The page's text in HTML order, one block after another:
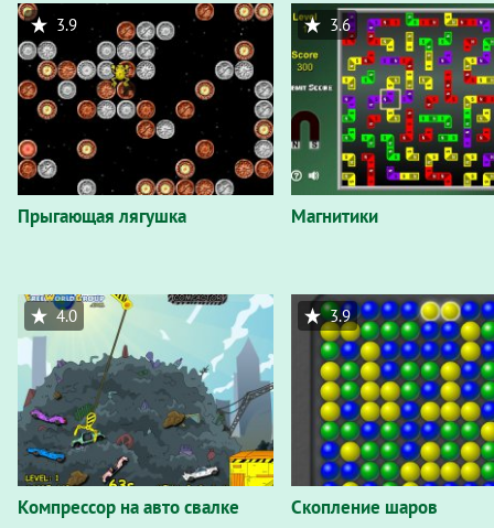
Прыгающая лягушка
3.9
Магнитики
3.6
Компрессор на авто свалке
4.0
Скопление шаров
3.9